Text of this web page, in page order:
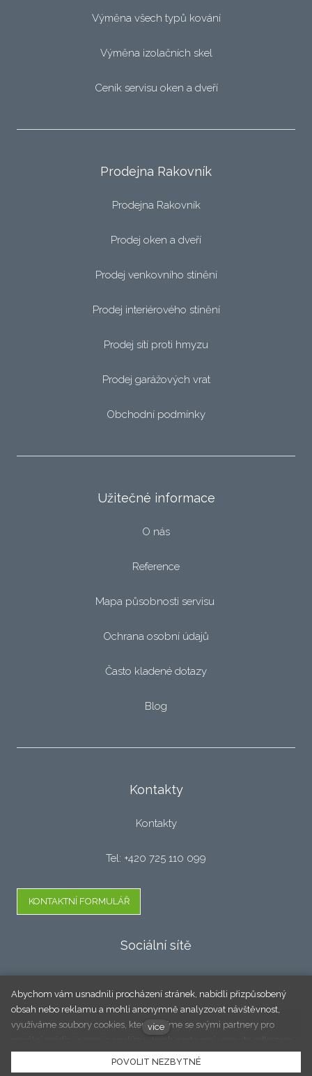
Výměna všech typů kování
Výměna izolačních skel
Ceník servisu oken a dveří
Prodejna Rakovník
Prodejna Rakovník
Prodej oken a dveří
Prodej venkovního stínění
Prodej interiérového stínění
Prodej sítí proti hmyzu
Prodej garážových vrat
Obchodní podmínky
Užitečné informace
O nás
Reference
Mapa působnosti servisu
Ochrana osobní údajů
Často kladené dotazy
Blog
Kontakty
Kontakty
Tel: +420 725 110 099
KONTAKTNÍ FORMULÁŘ
Sociální sítě
Facebook
© 2020 Doktor Oken - Servis a prodej oken a dveří.
Abychom vám usnadnili procházení stránek, nabídli přizpůsobený
obsah nebo reklamu a mohli anonymně analyzovat návštěvnost,
využíváme soubory cookies, které sdílíme se svými partnery pro
"Nastavení cookies" a kdykoliv jej můžete změnit v patičce webu.
Podrobnější informace najdete v našich Zásadách ochrany osobních
více
POVOLIT NEZBYTNÉ